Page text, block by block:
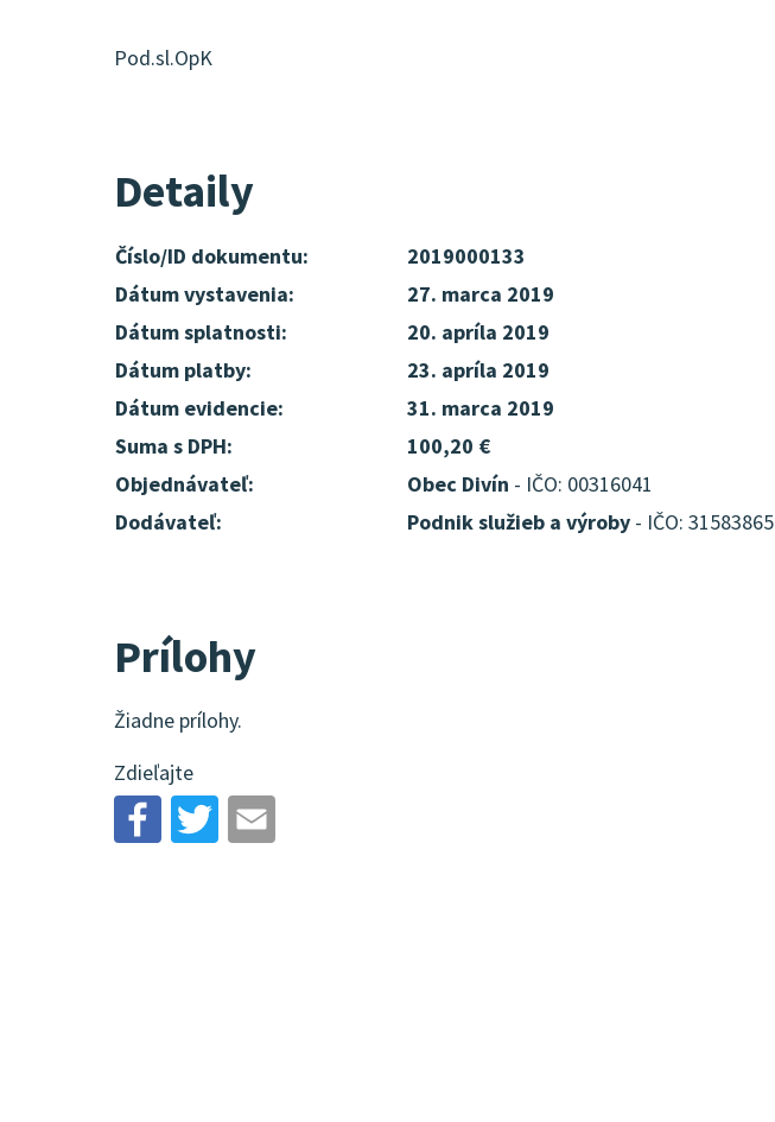
Pod.sl.OpK
Detaily
Číslo/ID dokumentu:
2019000133
Dátum vystavenia:
27. marca 2019
Dátum splatnosti:
20. apríla 2019
Dátum platby:
23. apríla 2019
Dátum evidencie:
31. marca 2019
Suma s DPH:
100,20 €
Objednávateľ:
Obec Divín - IČO: 00316041
Dodávateľ:
Podnik služieb a výroby - IČO: 31583865
Prílohy
Žiadne prílohy.
Zdieľajte